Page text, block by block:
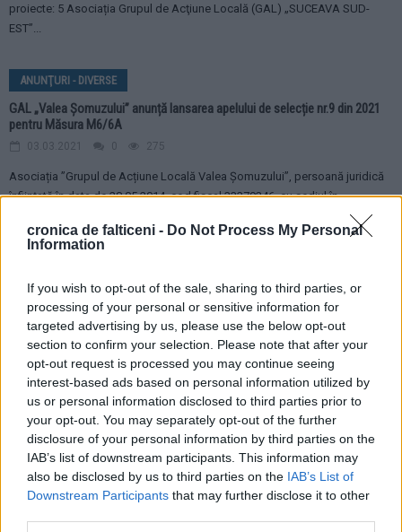
cronica de falticeni - Do Not Process My Personal
Information
If you wish to opt-out of the sale, sharing to third parties, or
processing of your personal or sensitive information for
targeted advertising by us, please use the below opt-out
section to confirm your selection. Please note that after your
opt-out request is processed you may continue seeing
interest-based ads based on personal information utilized by
us or personal information disclosed to third parties prior to
your opt-out. You may separately opt-out of the further
disclosure of your personal information by third parties on the
IAB’s list of downstream participants. This information may
also be disclosed by us to third parties on the IAB’s List of
Downstream Participants that may further disclose it to other
proiecte: 5 Asociația Grupul de Acţiune Locală (GAL) „SUCEAVA SUD-
EST”...
ANUNŢURI - DIVERSE
GAL „Valea Șomuzului” anunță lansarea apelului de selecție nr.9 din 2021
pentru Măsura M6/6A
03.03.2021 0 275
Asociația ”Grupul de Acțiune Locală Valea Șomuzului”, persoană juridică
înființată în data de 28.05.2014, cod fiscal 33379246, cu sediul în
Pierdut certificat de înregistrare firmă
03.02.2021
Pierdut certificat înregistrare pe societatea comercială Cronica Media SRL.
Îl declar nul. ...
ANUNŢURI - DIVERSE
Anunț privind lansarea sesiunii de cereri de proiecte în cadrul GAL Suceava
Sud-Est
25.01.2021 0 231